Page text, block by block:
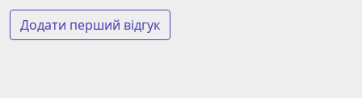
Додати перший відгук